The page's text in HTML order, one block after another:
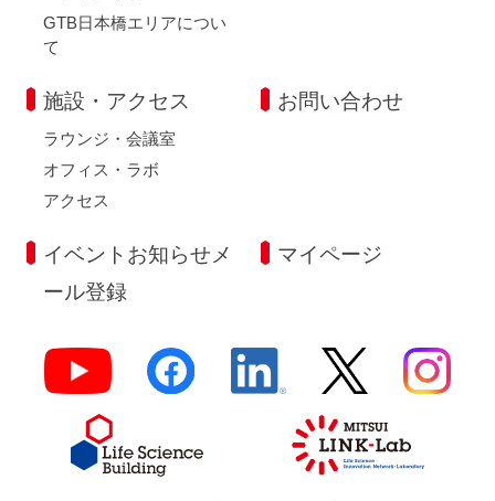
GTB日本橋エリアについ
て
施設・アクセス
ラウンジ・会議室
オフィス・ラボ
アクセス
お問い合わせ
イベントお知らせメ
ール登録
マイページ